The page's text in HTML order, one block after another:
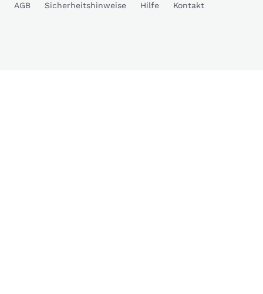
AGB
Sicherheitshinweise Hilfe Kontakt